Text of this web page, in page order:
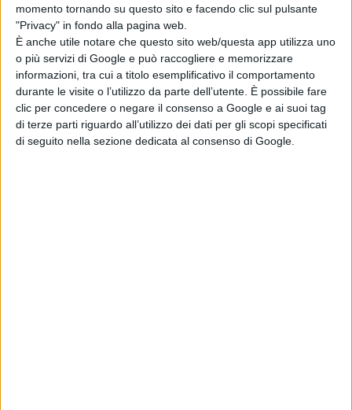
momento tornando su questo sito e facendo clic sul pulsante
"Privacy" in fondo alla pagina web.
È anche utile notare che questo sito web/questa app utilizza uno
o più servizi di Google e può raccogliere e memorizzare
informazioni, tra cui a titolo esemplificativo il comportamento
durante le visite o l’utilizzo da parte dell’utente. È possibile fare
clic per concedere o negare il consenso a Google e ai suoi tag
di terze parti riguardo all’utilizzo dei dati per gli scopi specificati
di seguito nella sezione dedicata al consenso di Google.
THE FEMALE TV STAR OF 2021
Angela Bassett, 9-1-1
Elizabeth Olsen, WandaVision
Ellen Pompeo, Grey’s Anatomy
Kathryn Hahn, WandaVision
Mandy Moore, This Is Us
Mariska Hargitay, Law & Order: SVU